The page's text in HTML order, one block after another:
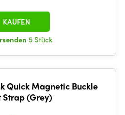
5 Stück
KAUFEN
Quick Magnetic Buckle
Strap (Grey)